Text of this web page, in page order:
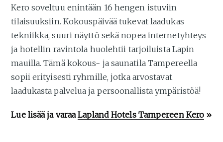
Kero soveltuu enintään 16 hengen istuviin
tilaisuuksiin. Kokouspäivää tukevat laadukas
tekniikka, suuri näyttö sekä nopea internetyhteys
ja hotellin ravintola huolehtii tarjoiluista Lapin
mauilla. Tämä kokous- ja saunatila Tampereella
sopii erityisesti ryhmille, jotka arvostavat
laadukasta palvelua ja persoonallista ympäristöä!
Lue lisää ja varaaLapland Hotels Tampereen Kero »